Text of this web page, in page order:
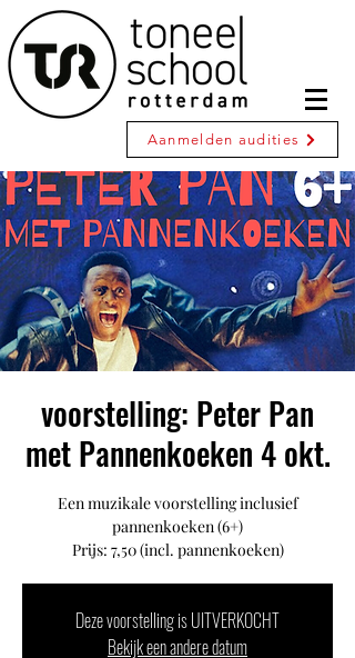
Aanmelden audities
voorstelling: Peter Pan
met Pannenkoeken 4 okt.
Een muzikale voorstelling inclusief
pannenkoeken (6+)
Prijs: 7,50 (incl. pannenkoeken)
Deze voorstelling is UITVERKOCHT
Bekijk een andere datum